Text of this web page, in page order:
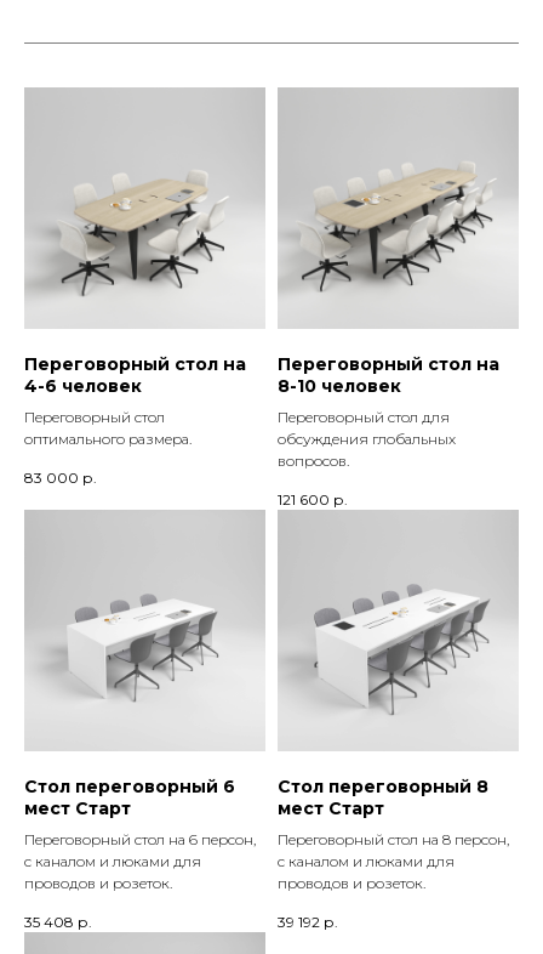
Переговорный стол на
4-6 человек
Переговорный стол
оптимального размера.
83 000 р.
Переговорный стол на
8-10 человек
Переговорный стол для
обсуждения глобальных
вопросов.
121 600 р.
Стол переговорный 6
мест Старт
Переговорный стол на 6 персон,
с каналом и люками для
проводов и розеток.
35 408 р.
Стол переговорный 8
мест Старт
Переговорный стол на 8 персон,
с каналом и люками для
проводов и розеток.
39 192 р.